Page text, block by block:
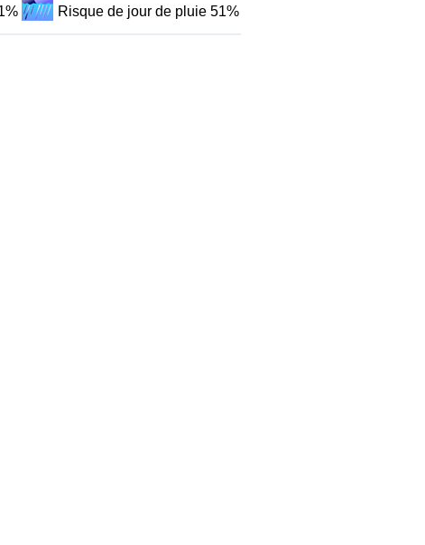
Risque de jour de pluie 51%